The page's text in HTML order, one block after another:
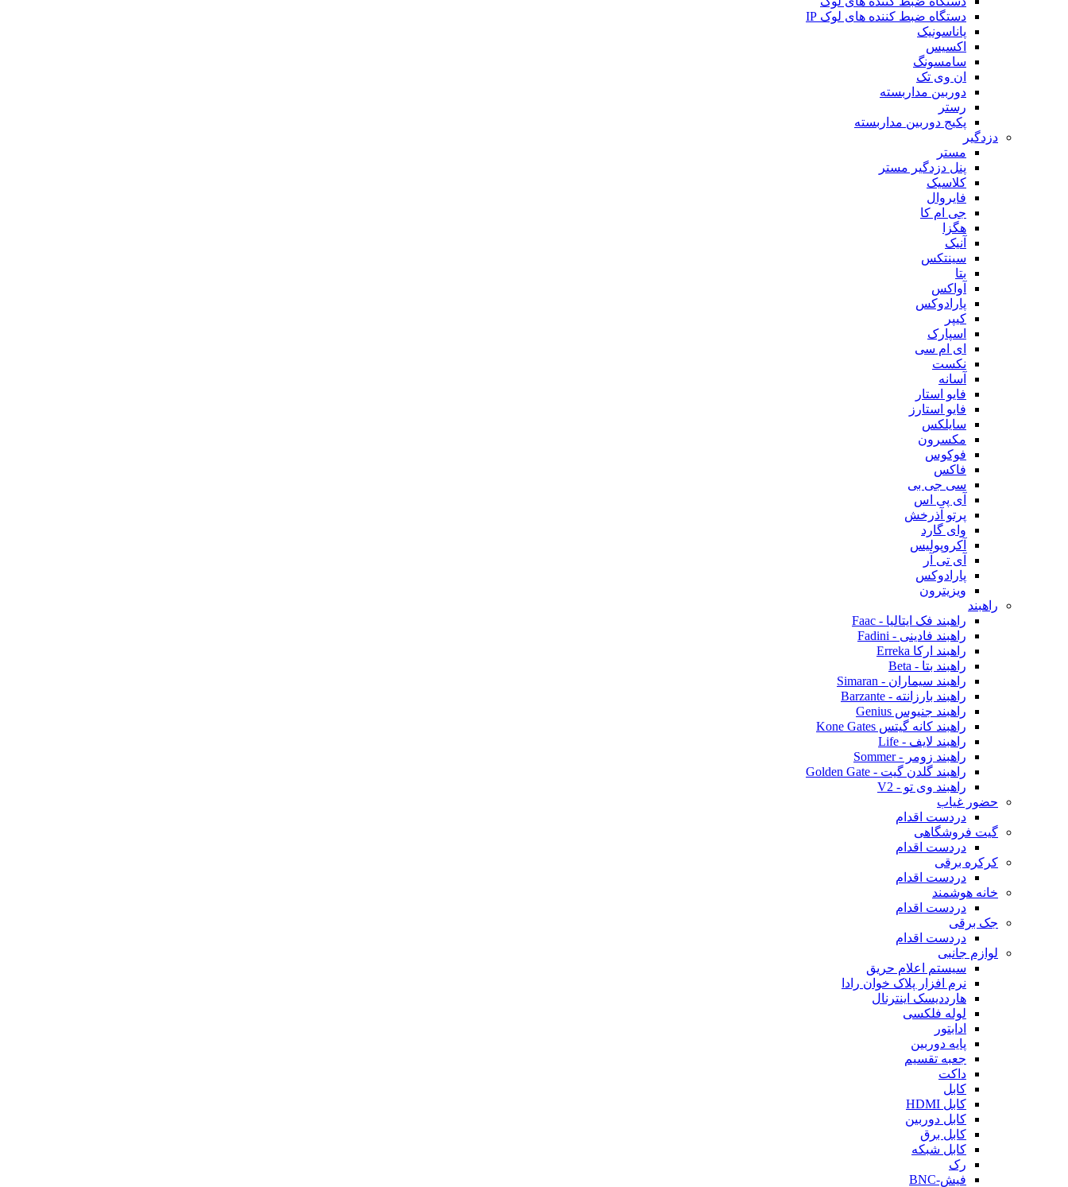
دستگاه ضبط کننده های لوک IP
پاناسونیک
اکسیس
سامسونگ
ان وی تک
دوربین مداربسته
رستر
پکیج دوربین مداربسته
دزدگیر
مستر
پنل دزدگیر مستر
کلاسیک
فایروال
جی ام کا
هگزا
آنیک
سینتکس
بتا
آواکس
پارادوکس
کیپر
اسپارک
ای ام سی
نکست
آسانه
فایو استار
فایو استارز
سایلکس
مکسرون
فوکوس
فاکس
سی جی بی
آی پی اس
پرتو آذرخش
وای گارد
آکروپولیس
آی تی آر
پارادوکس
ویزیترون
راهبند
راهبند فک ایتالیا - Faac
راهبند فادینی - Fadini
راهبند ارکا Erreka
راهبند بتا - Beta
راهبند سیماران - Simaran
راهبند بارزانته - Barzante
راهبند جنیوس Genius
راهبند کانه گیتس Kone Gates
راهبند لایف - Life
راهبند زومر - Sommer
راهبند گلدن گیت - Golden Gate
راهبند وی تو - V2
حضور غیاب
دردست اقدام
گیت فروشگاهی
دردست اقدام
کرکره برقی
دردست اقدام
خانه هوشمند
دردست اقدام
جک برقی
دردست اقدام
لوازم جانبی
سیستم اعلام حریق
نرم افزار پلاک خوان رادا
هارددیسک اینترنال
لوله فلکسی
ادابتور
پایه دوربین
جعبه تقسیم
داکت
کابل
کابل HDMI
کابل دوربین
کابل برق
کابل شبکه
رک
فیش-BNC